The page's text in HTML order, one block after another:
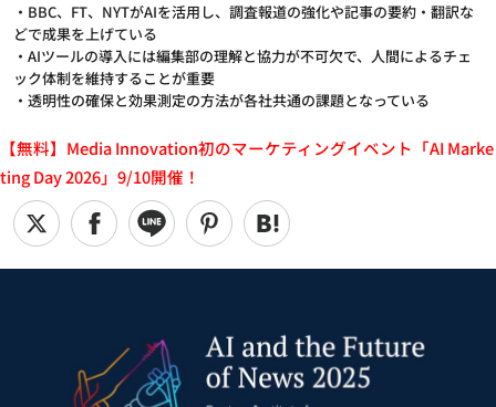
・BBC、FT、NYTがAIを活用し、調査報道の強化や記事の要約・翻訳な
どで成果を上げている
・AIツールの導入には編集部の理解と協力が不可欠で、人間によるチェ
ック体制を維持することが重要
・透明性の確保と効果測定の方法が各社共通の課題となっている
【無料】Media Innovation初のマーケティングイベント「AI Marke
ting Day 2026」9/10開催！